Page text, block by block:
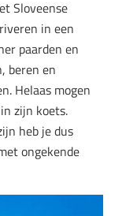
Sloveense
in een
paarden en
beren en
Helaas mogen
zijn koets.
heb je dus
ongekende